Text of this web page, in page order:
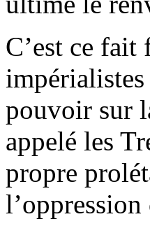
C’est ce
pouvoir sur
appelé les
propre